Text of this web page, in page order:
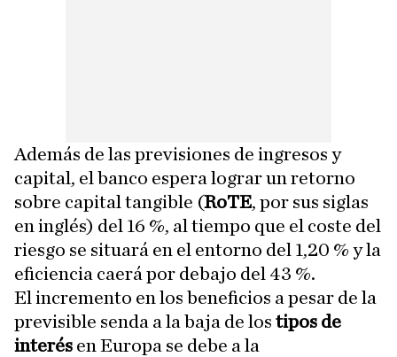
Además de las previsiones de ingresos y
capital, el banco espera lograr un retorno
sobre capital tangible (RoTE, por sus siglas
en inglés) del 16 %, al tiempo que el coste del
riesgo se situará en el entorno del 1,20 % y la
eficiencia caerá por debajo del 43 %.
El incremento en los beneficios a pesar de la
previsible senda a la baja de los tipos de
interés en Europa se debe a la